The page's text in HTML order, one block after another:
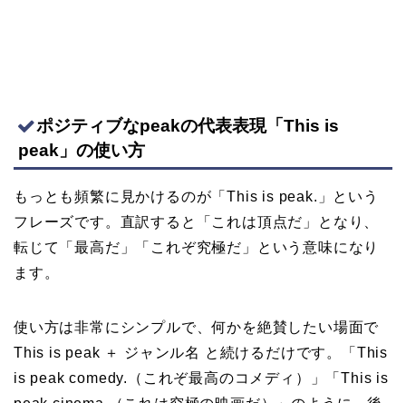
ポジティブなpeakの代表表現「This is
peak」の使い方
もっとも頻繁に見かけるのが「This is peak.」という
フレーズです。直訳すると「これは頂点だ」となり、
転じて「最高だ」「これぞ究極だ」という意味になり
ます。
使い方は非常にシンプルで、何かを絶賛したい場面で
This is peak ＋ ジャンル名 と続けるだけです。「This
is peak comedy.（これぞ最高のコメディ）」「This is